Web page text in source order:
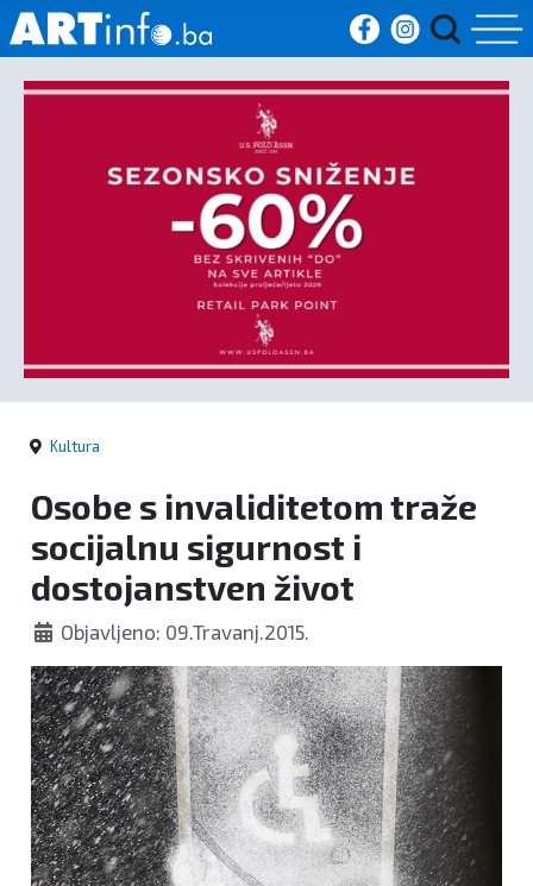
Početna
Vijesti
Crna
kronika
Politika
Zanimljivosti
Kultura
Osobe s invaliditetom traže
socijalnu sigurnost i
dostojanstven život
Objavljeno: 09.Travanj.2015.